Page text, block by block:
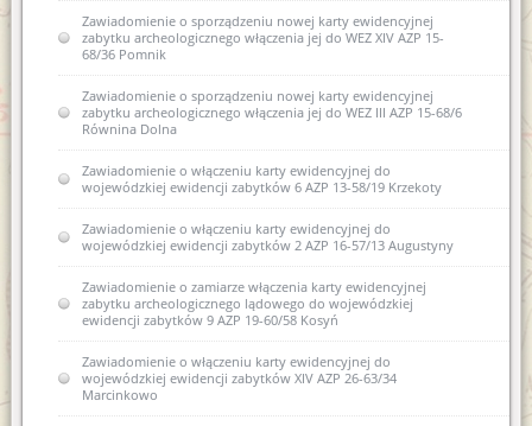
Zawiadomienie o sporządzeniu nowej karty ewidencyjnej
zabytku archeologicznego włączenia jej do WEZ XIV AZP 15-
68/36 Pomnik
Zawiadomienie o sporządzeniu nowej karty ewidencyjnej
zabytku archeologicznego włączenia jej do WEZ III AZP 15-68/6
Równina Dolna
Zawiadomienie o włączeniu karty ewidencyjnej do
wojewódzkiej ewidencji zabytków 6 AZP 13-58/19 Krzekoty
Zawiadomienie o włączeniu karty ewidencyjnej do
wojewódzkiej ewidencji zabytków 2 AZP 16-57/13 Augustyny
Zawiadomienie o zamiarze włączenia karty ewidencyjnej
zabytku archeologicznego lądowego do wojewódzkiej
ewidencji zabytków 9 AZP 19-60/58 Kosyń
Zawiadomienie o włączeniu karty ewidencyjnej do
wojewódzkiej ewidencji zabytków XIV AZP 26-63/34
Marcinkowo